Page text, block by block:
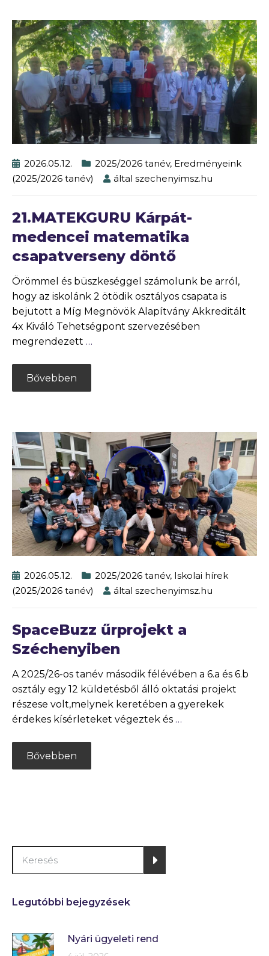
2026.05.12. 2025/2026 tanév, Eredményeink
(2025/2026 tanév)
által szechenyimsz.hu
21.MATEKGURU Kárpát-
medencei matematika
csapatverseny döntő
Örömmel és büszkeséggel számolunk be arról,
hogy az iskolánk 2 ötödik osztályos csapata is
bejutott a Míg Megnövök Alapítvány Akkreditált
4x Kiváló Tehetségpont szervezésében
megrendezett …
Bővebben
2026.05.12. 2025/2026 tanév, Iskolai hírek
(2025/2026 tanév)
által szechenyimsz.hu
SpaceBuzz űrprojekt a
Széchenyiben
A 2025/26-os tanév második félévében a 6.a és 6.b
osztály egy 12 küldetésből álló oktatási projekt
részese volt,melynek keretében a gyerekek
érdekes kísérleteket végeztek és …
Bővebben
Legutóbbi bejegyzések
Nyári ügyeleti rend